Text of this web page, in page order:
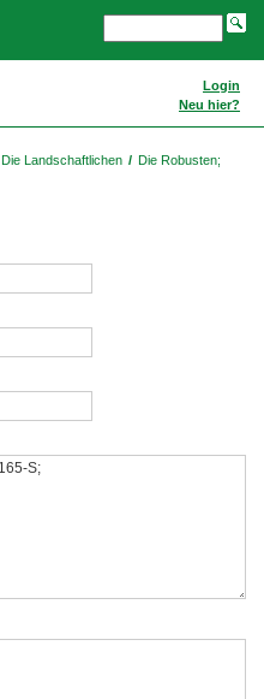
Login
Neu hier?
Die Landschaftlichen / Die Robusten;